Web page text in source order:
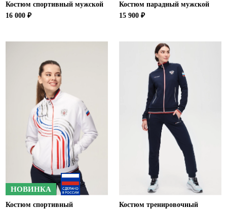
Костюм спортивный мужской
16 000 ₽
Костюм парадный мужской
15 900 ₽
НОВИНКА
Костюм спортивный
Костюм тренировочный